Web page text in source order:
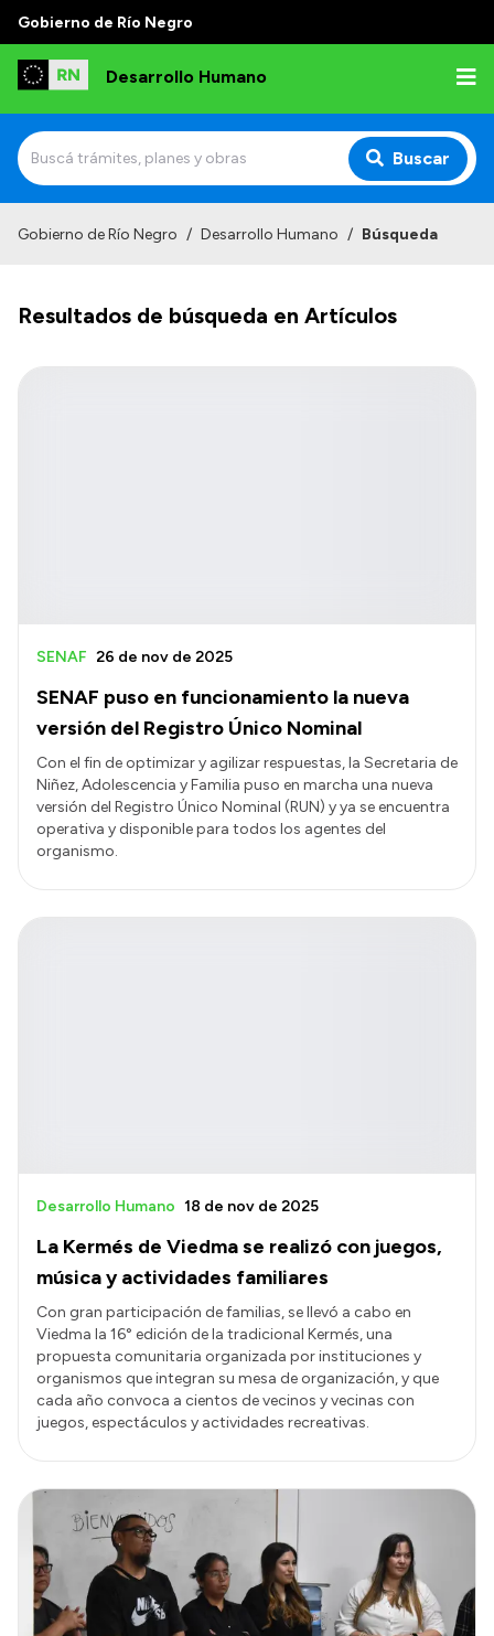
Gobierno de Río Negro
Desarrollo Humano
Buscar
Misión
Compras y licitaciones
Consulta de pago a proveedores
Convocatorias
Intranet
Login
Gobierno de Río Negro / Desarrollo Humano / Búsqueda
Resultados de búsqueda en Artículos
SENAF puso en funcionamiento la nueva
versión del Registro Único Nominal
SENAF 26 de nov de 2025
Con el fin de optimizar y agilizar respuestas, la Secretaria de
Niñez, Adolescencia y Familia puso en marcha una nueva
versión del Registro Único Nominal (RUN) y ya se encuentra
operativa y disponible para todos los agentes del
organismo.
La Kermés de Viedma se realizó con juegos,
música y actividades familiares
Desarrollo Humano 18 de nov de 2025
Con gran participación de familias, se llevó a cabo en
Viedma la 16° edición de la tradicional Kermés, una
propuesta comunitaria organizada por instituciones y
organismos que integran su mesa de organización, y que
cada año convoca a cientos de vecinos y vecinas con
juegos, espectáculos y actividades recreativas.